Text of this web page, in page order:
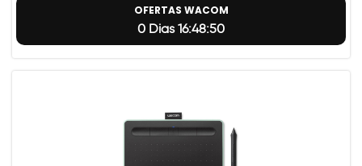
OFERTAS WACOM
0 Dias 16:48:49